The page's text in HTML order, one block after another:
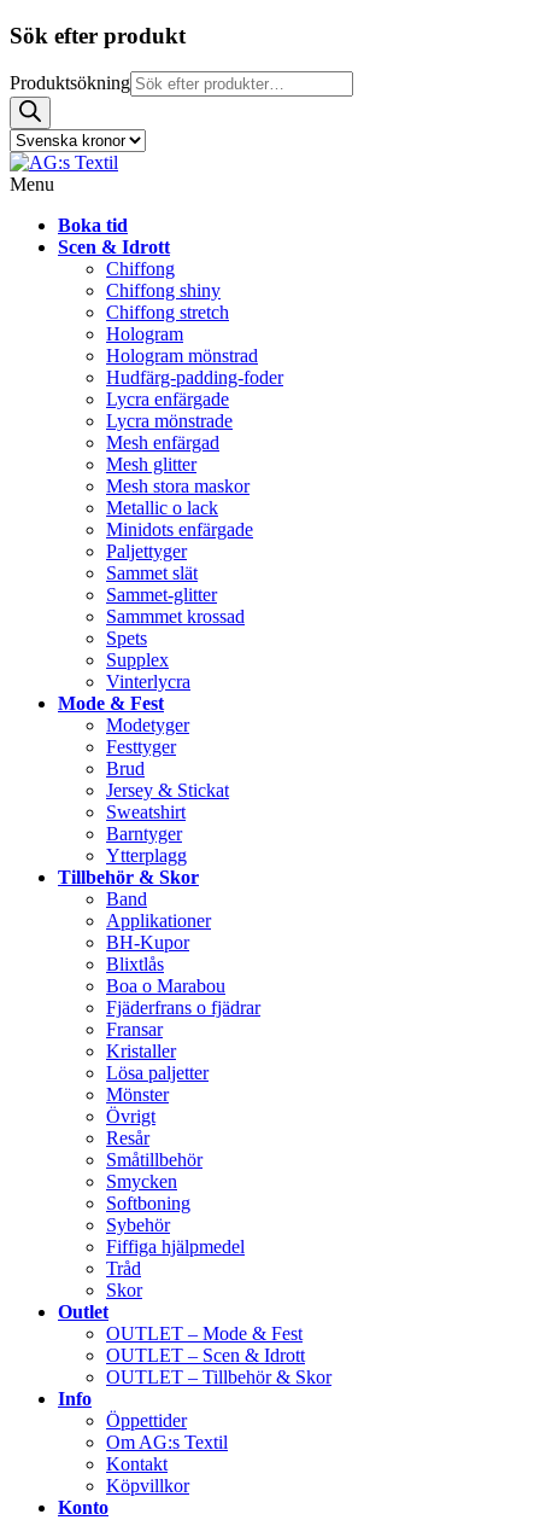
Sök efter produkt
Produktsökning
Menu
Boka tid
Scen & Idrott
Chiffong
Chiffong shiny
Chiffong stretch
Hologram
Hologram mönstrad
Hudfärg-padding-foder
Lycra enfärgade
Lycra mönstrade
Mesh enfärgad
Mesh glitter
Mesh stora maskor
Metallic o lack
Minidots enfärgade
Paljettyger
Sammet slät
Sammet-glitter
Sammmet krossad
Spets
Supplex
Vinterlycra
Mode & Fest
Modetyger
Festtyger
Brud
Jersey & Stickat
Sweatshirt
Barntyger
Ytterplagg
Tillbehör & Skor
Band
Applikationer
BH-Kupor
Blixtlås
Boa o Marabou
Fjäderfrans o fjädrar
Fransar
Kristaller
Lösa paljetter
Mönster
Övrigt
Resår
Småtillbehör
Smycken
Softboning
Sybehör
Fiffiga hjälpmedel
Tråd
Skor
Outlet
OUTLET – Mode & Fest
OUTLET – Scen & Idrott
OUTLET – Tillbehör & Skor
Info
Öppettider
Om AG:s Textil
Kontakt
Köpvillkor
Konto